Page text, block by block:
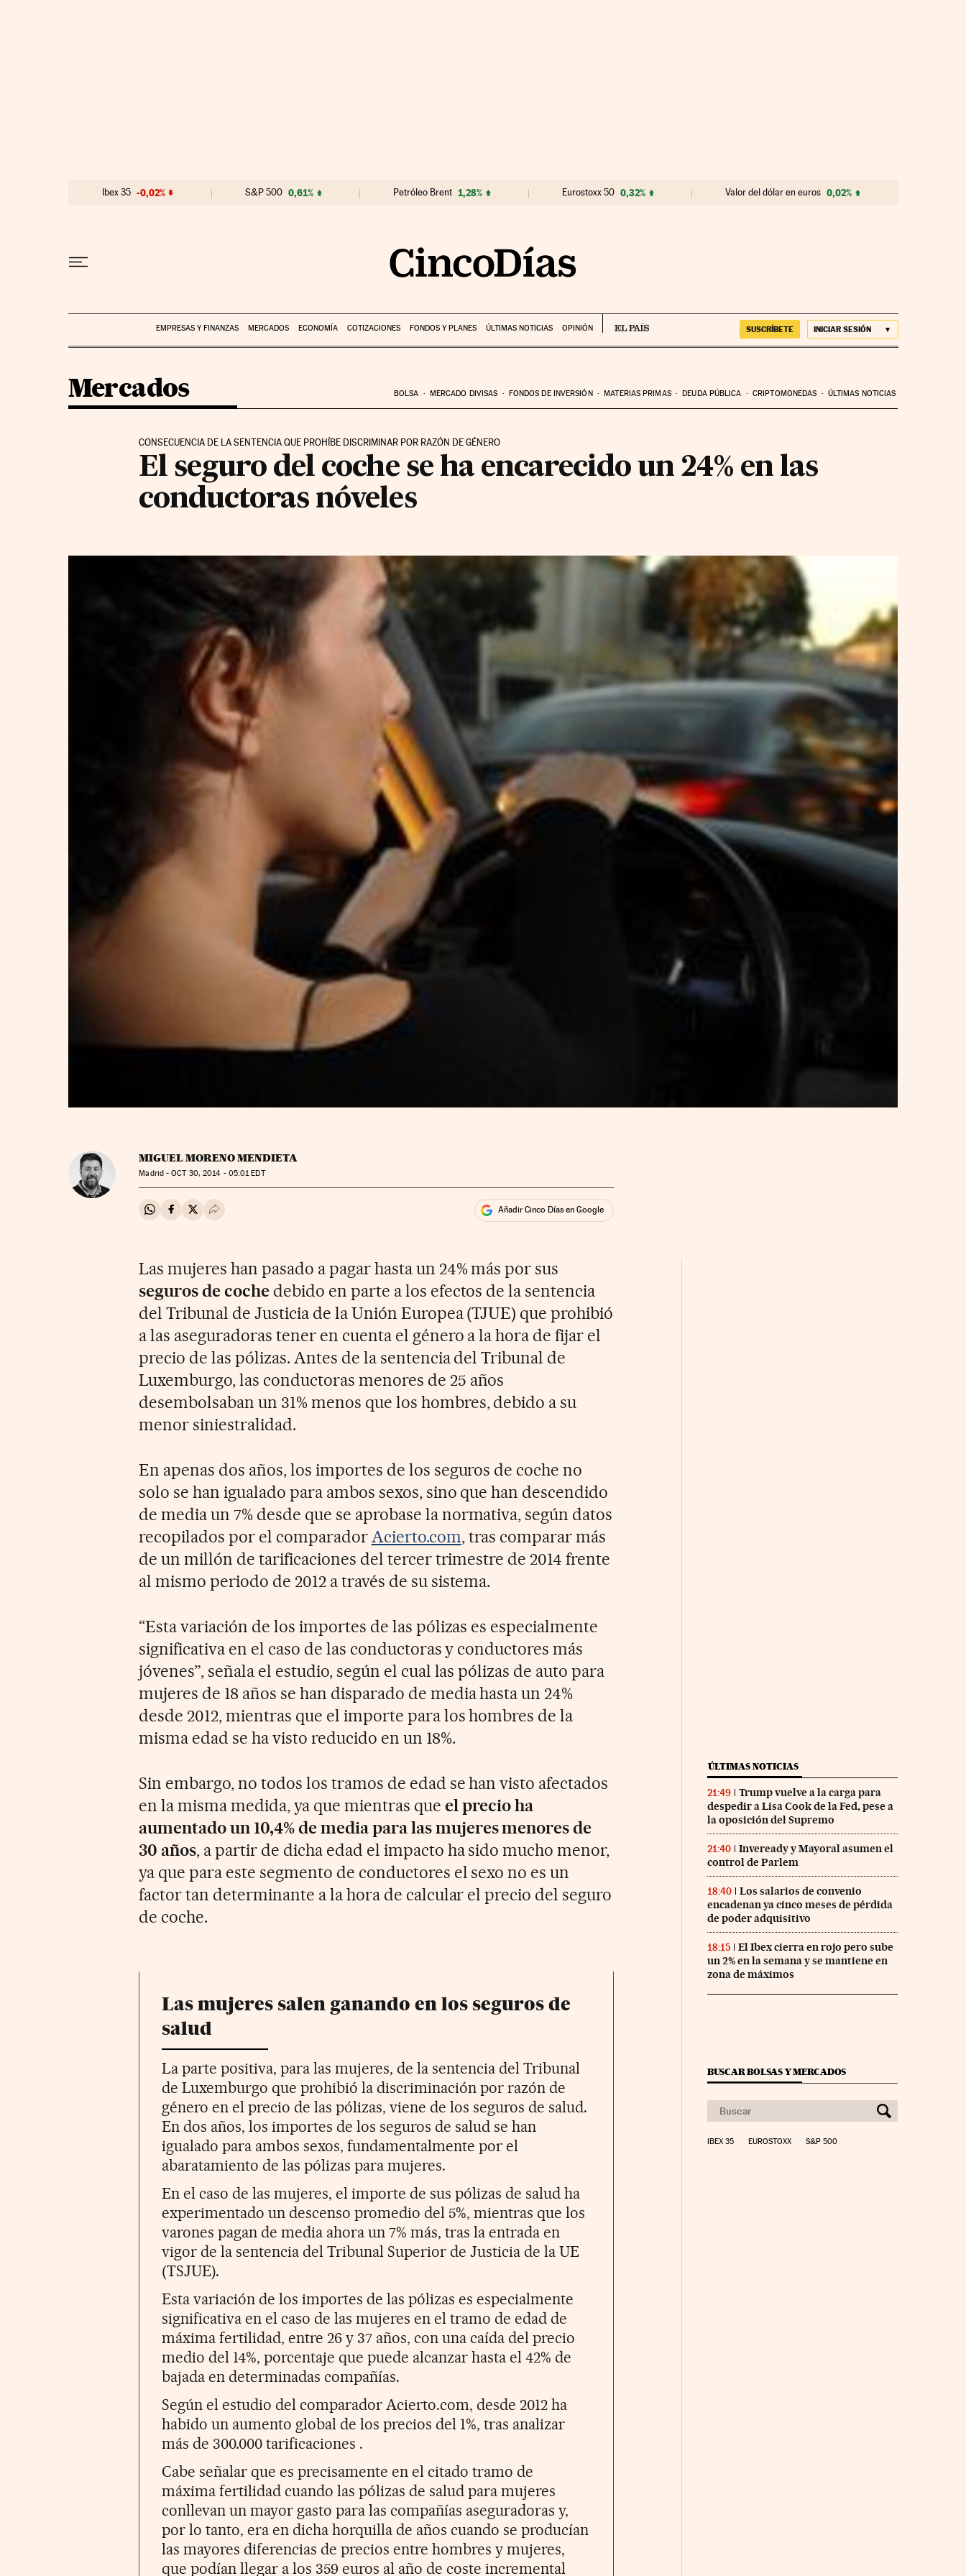
Ibex 35 -0,02% S&P 500 0,61% Petróleo Brent 1,28% Eurostoxx 50 0,32% Valor del dólar en euros 0,02%
EMPRESAS Y FINANZAS MERCADOS ECONOMÍA COTIZACIONES FONDOS Y PLANES ÚLTIMAS NOTICIAS OPINIÓN SUSCRÍBETE INICIAR SESIÓN
Mercados BOLSA MERCADO DIVISAS FONDOS DE INVERSIÓN MATERIAS PRIMAS DEUDA PÚBLICA CRIPTOMONEDAS ÚLTIMAS NOTICIAS
CONSECUENCIA DE LA SENTENCIA QUE PROHÍBE DISCRIMINAR POR RAZÓN DE GÉNERO
El seguro del coche se ha encarecido un 24% en las
conductoras nóveles
MIGUEL MORENO MENDIETA
Madrid -OCT30, 2014 - 05:01EDT
Compartir en Whatsapp
Compartir en Facebook
Compartir en Twitter
Desplegar Redes Sociales Añadir Cinco Días en Google
Las mujeres han pasado a pagar hasta un 24% más por sus
seguros de coche debido en parte a los efectos de la sentencia
del Tribunal de Justicia de la Unión Europea (TJUE) que prohibió
a las aseguradoras tener en cuenta el género a la hora de fijar el
precio de las pólizas. Antes de la sentencia del Tribunal de
Luxemburgo, las conductoras menores de 25 años
desembolsaban un 31% menos que los hombres, debido a su
menor siniestralidad.
En apenas dos años, los importes de los seguros de coche no
solo se han igualado para ambos sexos, sino que han descendido
de media un 7% desde que se aprobase la normativa, según datos
recopilados por el comparadorAcierto.com, tras comparar más
de un millón de tarificaciones del tercer trimestre de 2014 frente
al mismo periodo de 2012 a través de su sistema.
“Esta variación de los importes de las pólizas es especialmente
significativa en el caso de las conductoras y conductores más
jóvenes”, señala el estudio, según el cual las pólizas de auto para
mujeres de 18 años se han disparado de media hasta un 24%
desde 2012, mientras que el importe para los hombres de la
misma edad se ha visto reducido en un 18%.
Sin embargo, no todos los tramos de edad se han visto afectados
en la misma medida, ya que mientras que el precio ha
aumentado un 10,4% de media para las mujeres menores de
30 años, a partir de dicha edad el impacto ha sido mucho menor,
ya que para este segmento de conductores el sexo no es un
factor tan determinante a la hora de calcular el precio del seguro
de coche.
Las mujeres salen ganando en los seguros de
salud
La parte positiva, para las mujeres, de la sentencia del Tribunal
de Luxemburgo que prohibió la discriminación por razón de
género en el precio de las pólizas, viene de los seguros de salud.
En dos años, los importes de los seguros de salud se han
igualado para ambos sexos, fundamentalmente por el
abaratamiento de las pólizas para mujeres.
En el caso de las mujeres, el importe de sus pólizas de salud ha
experimentado un descenso promedio del 5%, mientras que los
varones pagan de media ahora un 7% más, tras la entrada en
vigor de la sentencia del Tribunal Superior de Justicia de la UE
(TSJUE).
Esta variación de los importes de las pólizas es especialmente
significativa en el caso de las mujeres en el tramo de edad de
máxima fertilidad, entre 26 y 37 años, con una caída del precio
medio del 14%, porcentaje que puede alcanzar hasta el 42% de
bajada en determinadas compañías.
Según el estudio del comparador Acierto.com, desde 2012 ha
habido un aumento global de los precios del 1%, tras analizar
más de 300.000 tarificaciones .
Cabe señalar que es precisamente en el citado tramo de
máxima fertilidad cuando las pólizas de salud para mujeres
conllevan un mayor gasto para las compañías aseguradoras y,
por lo tanto, era en dicha horquilla de años cuando se producían
las mayores diferencias de precios entre hombres y mujeres,
que podían llegar a los 359 euros al año de coste incremental
ÚLTIMAS NOTICIAS
21:49
Trump vuelve a la carga para
despedir a Lisa Cook de la Fed, pese a
la oposición del Supremo
21:40
Inveready y Mayoral asumen el
control de Parlem
18:40
Los salarios de convenio
encadenan ya cinco meses de pérdida
de poder adquisitivo
18:15
El Ibex cierra en rojo pero sube
un 2% en la semana y se mantiene en
zona de máximos
BUSCAR BOLSAS Y MERCADOS
IBEX 35 EUROSTOXX S&P 500